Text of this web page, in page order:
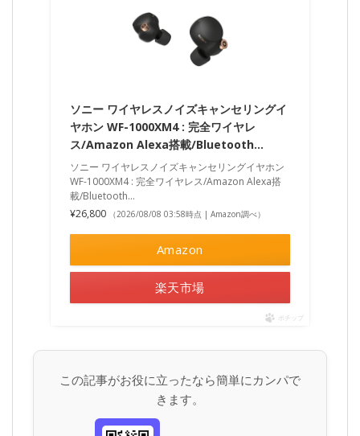
ソニー ワイヤレスノイズキャンセリングイ
ヤホン WF-1000XM4 : 完全ワイヤレ
ス/Amazon Alexa搭載/Bluetooth…
ソニー ワイヤレスノイズキャンセリングイヤホン
WF-1000XM4 : 完全ワイヤレス/Amazon Alexa搭
載/Bluetooth…
¥26,800
（2026/08/08 03:58時点 | Amazon調べ）
Amazon
楽天市場
ポチップ
この記事がお役に立ったなら簡単にカンパで
きます。